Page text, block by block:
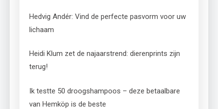
Hedvig Andér: Vind de perfecte pasvorm voor uw
lichaam
Heidi Klum zet de najaarstrend: dierenprints zijn
terug!
Ik testte 50 droogshampoos – deze betaalbare
van Hemköp is de beste